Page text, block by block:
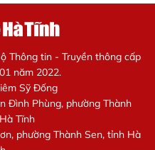
Thông tin - Truyền thông cấp
năm 2022.
Sỹ Đống
Đình Phùng, phường Thành
Tĩnh
phường Thành Sen, tỉnh Hà